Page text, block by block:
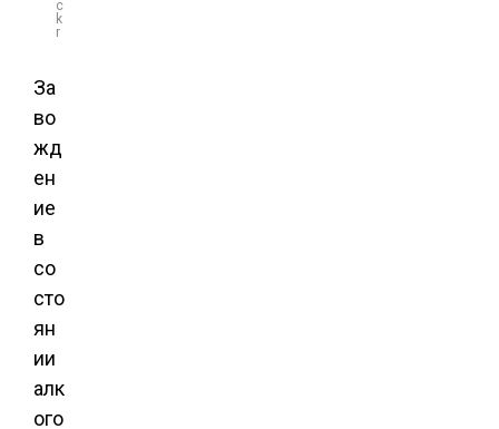
c
k
r
За
во
жд
ен
ие
в
со
сто
ян
ии
алк
ого